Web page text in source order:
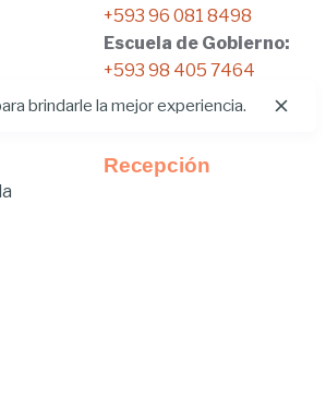
+593 96 081 8498
Escuela de Gobierno:
+593 98 405 7464
Recepción
brindarle la mejor experiencia.